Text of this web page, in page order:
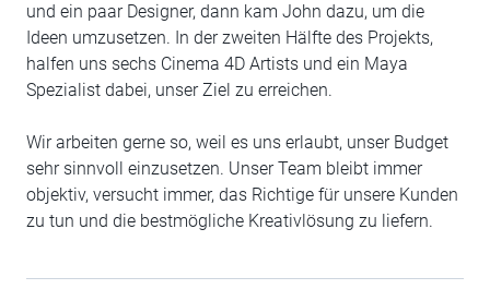
und ein paar Designer, dann kam John dazu, um die
Ideen umzusetzen. In der zweiten Hälfte des Projekts,
halfen uns sechs Cinema 4D Artists und ein Maya
Spezialist dabei, unser Ziel zu erreichen.
Wir arbeiten gerne so, weil es uns erlaubt, unser Budget
sehr sinnvoll einzusetzen. Unser Team bleibt immer
objektiv, versucht immer, das Richtige für unsere Kunden
zu tun und die bestmögliche Kreativlösung zu liefern.